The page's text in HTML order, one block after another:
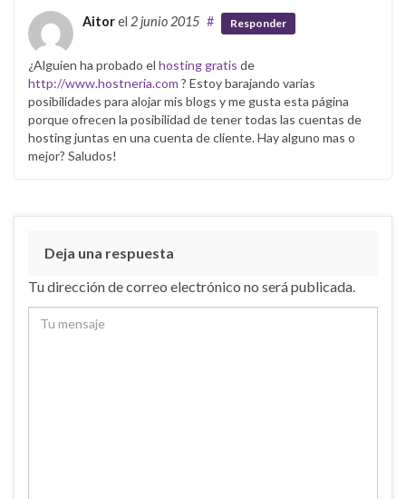
Aitorel 2 junio 2015 # Responder
¿Alguien ha probado el hosting gratis de
http://www.hostneria.com ? Estoy barajando varias
posibilidades para alojar mis blogs y me gusta esta página
porque ofrecen la posibilidad de tener todas las cuentas de
hosting juntas en una cuenta de cliente. Hay alguno mas o
mejor? Saludos!
Deja una respuesta
Tu dirección de correo electrónico no será publicada.